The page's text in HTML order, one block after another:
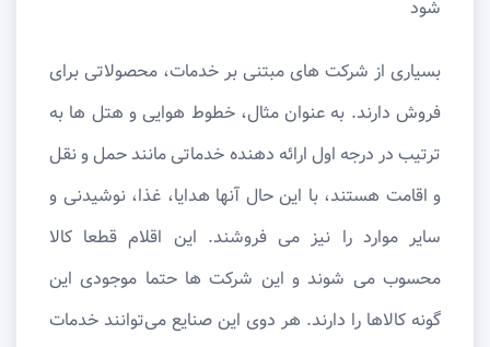
شود
بسیاری از شرکت های مبتنی بر خدمات، محصولاتی برای
فروش دارند. به عنوان مثال، خطوط هوایی و هتل ها به
ترتیب در درجه اول ارائه دهنده خدماتی مانند حمل و نقل
و اقامت هستند، با این حال آنها هدایا، غذا، نوشیدنی و
سایر موارد را نیز می فروشند. این اقلام قطعا کالا
محسوب می شوند و این شرکت ها حتما موجودی این
گونه کالاها را دارند. هر دوی این صنایع می‌توانند خدمات